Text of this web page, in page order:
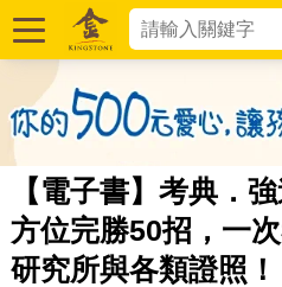
【電子書】考典．
方位完勝50招，一
研究所與各類證照！